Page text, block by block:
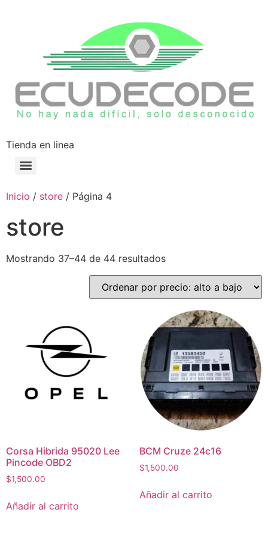
Tienda en linea
Inicio / store / Página 4
store
Mostrando 37–44 de 44 resultados
Corsa Hibrida 95020 Lee
Pincode OBD2
$1,500.00
Añadir al carrito
BCM Cruze 24c16
$1,500.00
Añadir al carrito